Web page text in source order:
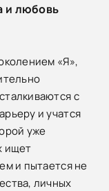
и любовь
«Я»,
с
и учатся
уже
ищет
и пытается не
личных